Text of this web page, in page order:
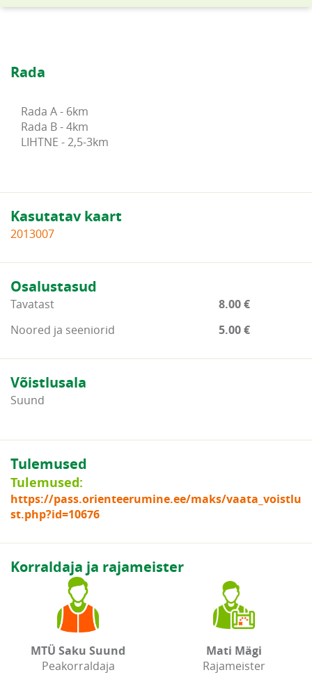
Rada
Rada A - 6km
Rada B - 4km
LIHTNE - 2,5-3km
Kasutatav kaart
2013007
Osalustasud
Tavatast
8.00 €
Noored ja seeniorid
5.00 €
Võistlusala
Suund
Tulemused
Tulemused:
https://pass.orienteerumine.ee/maks/vaata_voistlu
st.php?id=10676
Korraldaja ja rajameister
MTÜ Saku Suund
Peakorraldaja
Mati Mägi
Rajameister